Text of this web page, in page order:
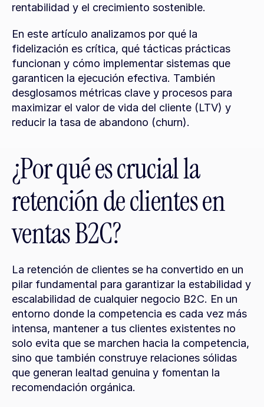
rentabilidad y el crecimiento sostenible.
En este artículo analizamos por qué la
fidelización es crítica, qué tácticas prácticas
funcionan y cómo implementar sistemas que
garanticen la ejecución efectiva. También
desglosamos métricas clave y procesos para
maximizar el valor de vida del cliente (LTV) y
reducir la tasa de abandono (churn).
¿Por qué es crucial la
retención de clientes en
ventas B2C?
La retención de clientes se ha convertido en un
pilar fundamental para garantizar la estabilidad y
escalabilidad de cualquier negocio B2C. En un
entorno donde la competencia es cada vez más
intensa, mantener a tus clientes existentes no
solo evita que se marchen hacia la competencia,
sino que también construye relaciones sólidas
que generan lealtad genuina y fomentan la
recomendación orgánica.